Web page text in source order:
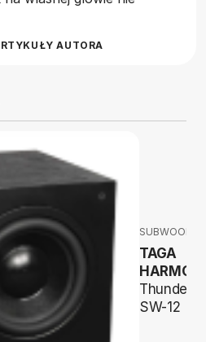
AUTORA
TAGA
Thunder
SW-12